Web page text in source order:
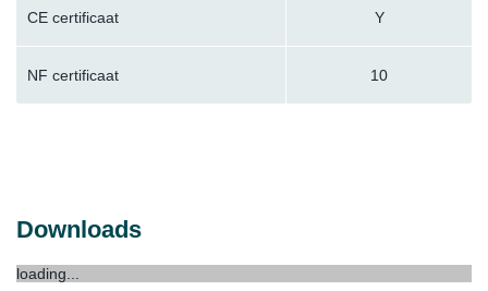
CE certificaat Y
NF certificaat 10
Downloads
loading...